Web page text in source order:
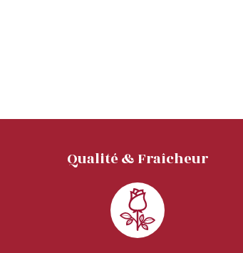
Qualité & Fraîcheur